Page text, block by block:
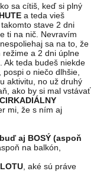
sa cítiš, keď si plný
a teda vieš
stave 2 dni
ti na nič. Nevravím
sa na to, že
a 2 dni úplne
Ak teda budeš niekde
o niečo dlhšie,
aktivitu, no už druhý
ako by si mal vstávať
CIRKADIÁLNY
mi, že s ním aj
aj BOSÝ (aspoň
na balkón,
, aké sú práve